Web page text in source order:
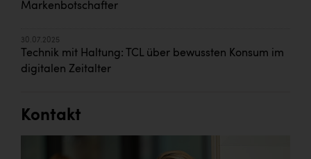
Markenbotschafter
30.07.2025
Technik mit Haltung: TCL über bewussten Konsum im
digitalen Zeitalter
Kontakt